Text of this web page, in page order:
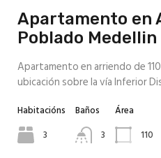
Apartamento en
Poblado Medellin
Apartamento en arriendo de
ubicación sobre la vía Inferior
Habitacións
3
Baños
3
Área
110